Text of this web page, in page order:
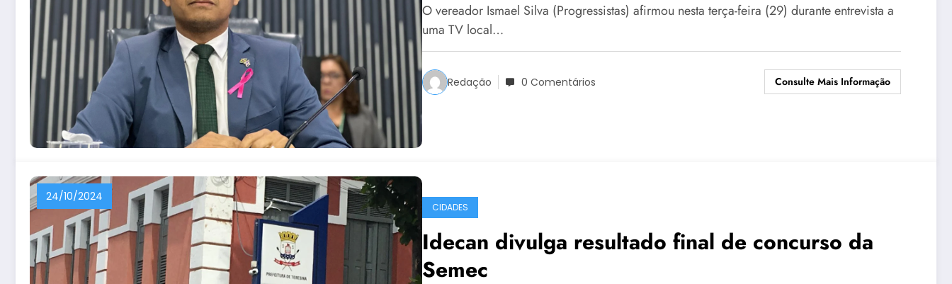
O vereador Ismael Silva (Progressistas) afirmou nesta terça-feira (29) durante entrevista a
uma TV local…
Redação 0 Comentários Consulte Mais Informação
24/10/2024
CIDADES
Idecan divulga resultado final de concurso da
Semec